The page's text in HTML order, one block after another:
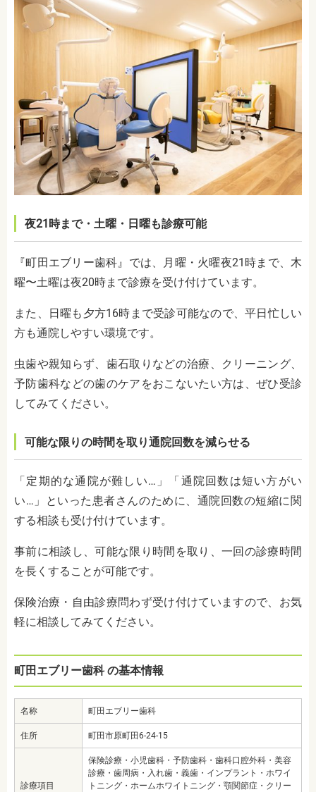
夜21時まで・土曜・日曜も診療可能
『町田エブリー歯科』では、月曜・火曜夜21時まで、木
曜〜土曜は夜20時まで診療を受け付けています。
また、日曜も夕方16時まで受診可能なので、平日忙しい
方も通院しやすい環境です。
虫歯や親知らず、歯石取りなどの治療、クリーニング、
予防歯科などの歯のケアをおこないたい方は、ぜひ受診
してみてください。
可能な限りの時間を取り通院回数を減らせる
「定期的な通院が難しい…」「通院回数は短い方がい
い…」といった患者さんのために、通院回数の短縮に関
する相談も受け付けています。
事前に相談し、可能な限り時間を取り、一回の診療時間
を長くすることが可能です。
保険治療・自由診療問わず受け付けていますので、お気
軽に相談してみてください。
町田エブリー歯科 の基本情報
名称 町田エブリー歯科
住所 町田市原町田6-24-15
診療項目
保険診療・小児歯科・予防歯科・歯科口腔外科・美容
診療・歯周病・入れ歯・義歯・インプラント・ホワイ
トニング・ホームホワイトニング・顎関節症・クリー